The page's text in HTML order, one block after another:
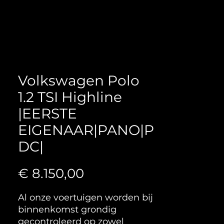
Volkswagen Polo
1.2 TSI Highline
|EERSTE
EIGENAAR|PANO|P
DC|
€ 8.150,00
Al onze voertuigen worden bij
binnenkomst grondig
gecontroleerd op zowel